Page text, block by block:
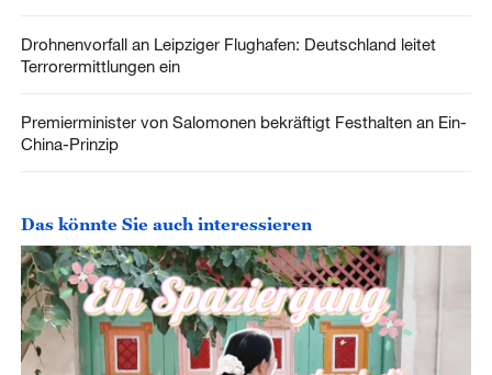
Drohnenvorfall an Leipziger Flughafen: Deutschland leitet
Terrorermittlungen ein
Premierminister von Salomonen bekräftigt Festhalten an Ein-
China-Prinzip
Das könnte Sie auch interessieren